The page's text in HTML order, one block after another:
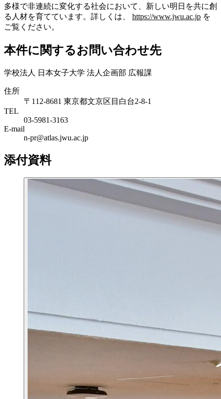
多様で非連続に変化する社会において、新しい明日を共に創
る人材を育てています。詳しくは、 https://www.jwu.ac.jp を
ご覧ください。
本件に関するお問い合わせ先
学校法人 日本女子大学 法人企画部 広報課
住所
〒112-8681 東京都文京区目白台2-8-1
TEL
03-5981-3163
E-mail
n-pr@atlas.jwu.ac.jp
添付資料